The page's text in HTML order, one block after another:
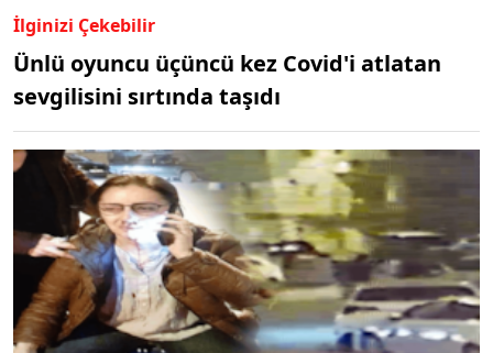
İlginizi Çekebilir
Ünlü oyuncu üçüncü kez Covid'i atlatan
sevgilisini sırtında taşıdı